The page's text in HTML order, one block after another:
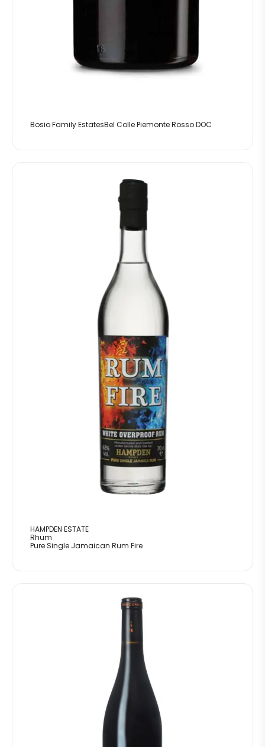
Bosio Family EstatesBel Colle Piemonte Rosso DOC
HAMPDEN ESTATE
Rhum
Pure Single Jamaican Rum Fire